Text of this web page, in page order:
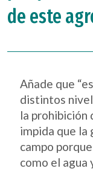
de este
Añade que
distintos
la prohibición
impida que la
campo
como el agua